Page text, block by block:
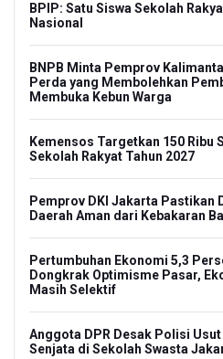
BPIP: Satu Siswa Sekolah
Nasional
BNPB Minta Pemprov
Perda yang Membolehkan
Membuka Kebun Warga
Kemensos Targetkan 150 Ribu
Sekolah Rakyat Tahun 2027
Pemprov DKI Jakarta Pastikan
Daerah Aman dari Kebakaran
Pertumbuhan Ekonomi 5,3
Dongkrak Optimisme Pasar,
Masih Selektif
Anggota DPR Desak Polisi
Senjata di Sekolah Swasta